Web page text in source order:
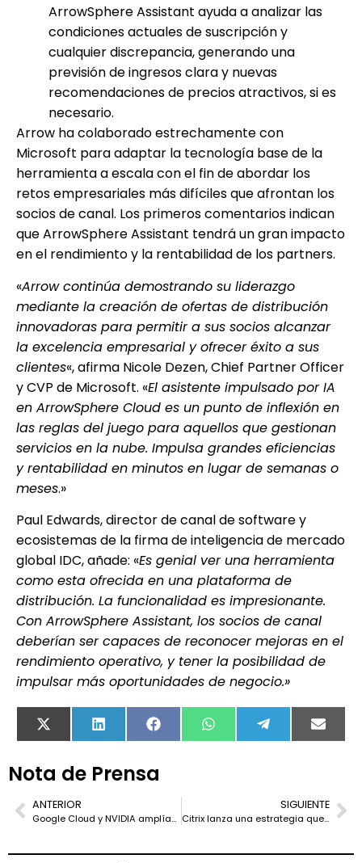
ArrowSphere Assistant ayuda a analizar las
condiciones actuales de suscripción y
cualquier discrepancia, generando una
previsión de ingresos clara y nuevas
recomendaciones de precios atractivos, si es
necesario.
Arrow ha colaborado estrechamente con
Microsoft para adaptar la tecnología base de la
herramienta a escala con el fin de abordar los
retos empresariales más difíciles que afrontan los
socios de canal. Los primeros comentarios indican
que ArrowSphere Assistant tendrá un gran impacto
en el rendimiento y la rentabilidad de los partners.
«Arrow continúa demostrando su liderazgo
mediante la creación de ofertas de distribución
innovadoras para permitir a sus socios alcanzar
la excelencia empresarial y ofrecer éxito a sus
clientes«, afirma Nicole Dezen, Chief Partner Officer
y CVP de Microsoft. «El asistente impulsado por IA
en ArrowSphere Cloud es un punto de inflexión en
las reglas del juego para aquellos que gestionan
servicios en la nube. Impulsa grandes eficiencias
y rentabilidad en minutos en lugar de semanas o
meses.»
Paul Edwards, director de canal de software y
ecosistemas de la firma de inteligencia de mercado
global IDC, añade: «Es genial ver una herramienta
como esta ofrecida en una plataforma de
distribución. La funcionalidad es impresionante.
Con ArrowSphere Assistant, los socios de canal
deberían ser capaces de reconocer mejoras en el
rendimiento operativo, y tener la posibilidad de
impulsar más oportunidades de negocio.»
X
(Twitter)
LinkedIn FacebookWhatsApp TelegramEmail
Nota de Prensa
ANTERIOR
Google Cloud y NVIDIA amplían su asociación para escalar el desarrollo de IA
SIGUIENTE
Citrix lanza una estrategia que recuerda a la de Broadcom con VMware y abre más las puertas a las alternativas como Proxmox o KVM